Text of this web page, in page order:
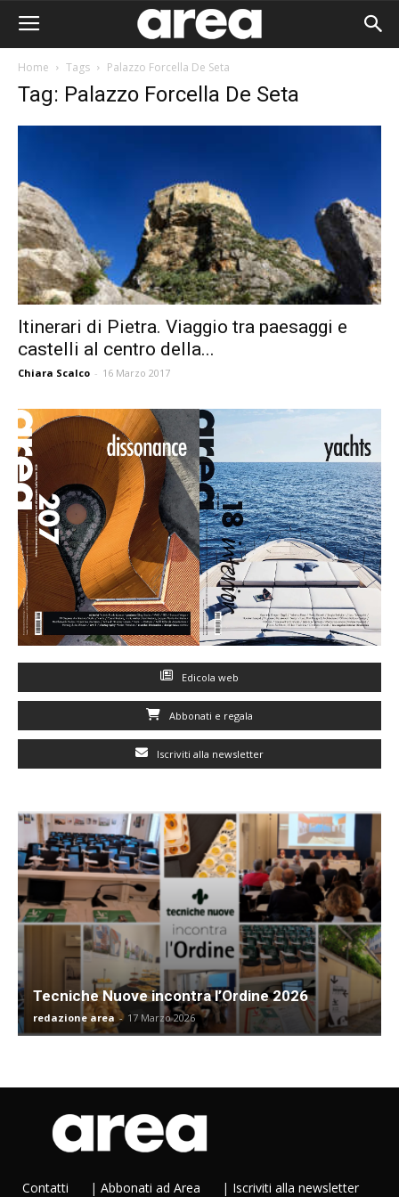
Home Tags Palazzo Forcella De Seta
Tag: Palazzo Forcella De Seta
Itinerari di Pietra. Viaggio tra paesaggi e
castelli al centro della...
Chiara Scalco - 16 Marzo 2017
Edicola web
Abbonati e regala
Iscriviti alla newsletter
Tecniche Nuove incontra l’Ordine 2026
redazione area - 17 Marzo 2026
Contatti | Abbonati ad Area | Iscriviti alla newsletter